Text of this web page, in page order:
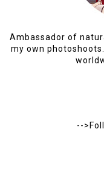
Ambassador of
my own
--